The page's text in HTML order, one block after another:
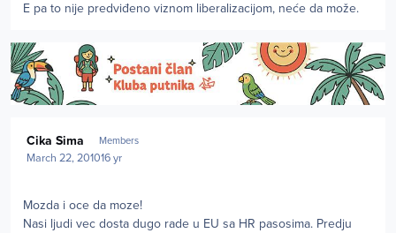
E pa to nije predviđeno viznom liberalizacijom, neće da može.
Cika Sima Members
March 22, 201016 yr
Mozda i oce da moze!
Nasi ljudi vec dosta dugo rade u EU sa HR pasosima. Predju